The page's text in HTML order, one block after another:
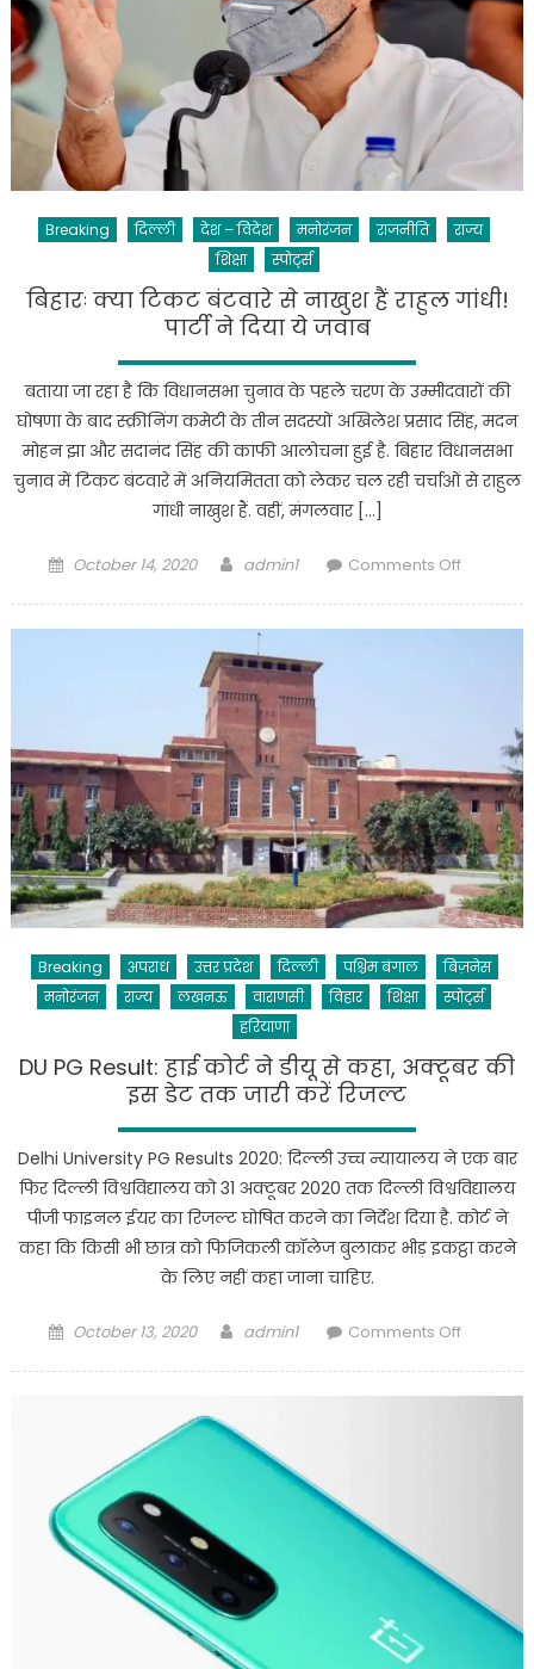
भारत
जर्मनी
को
5-
से
कांस्य
41
में
पदक
मिला
Breaking दिल्ली देश – विदेश मनोरंजन राजनीति
राज्य
शिक्षा
स्पोर्ट्स
बिहारः क्या टिकट बंटवारे से नाखुश हैं राहुल गांधी!
पार्टी ने दिया ये जवाब
बताया जा रहा है कि विधानसभा चुनाव के पहले चरण के उम्मीदवारों की
घोषणा के बाद स्क्रीनिंग कमेटी के तीन सदस्यों अखिलेश प्रसाद सिंह, मदन
मोहन झा और सदानंद सिंह की काफी आलोचना हुई है. बिहार विधानसभा
चुनाव में टिकट बंटवारे में अनियमितता को लेकर चल रही चर्चाओं से राहुल
गांधी नाखुश हैं. वहीं, मंगलवार […]
Posted
October 14, 2020 Author
admin1 Comments Offon
राहुल
गांधी!
पार्टी
ने
दिया
ये
Breaking अपराध उत्तर प्रदेश दिल्ली पश्चिम बंगाल
बिज़नेस
मनोरंजन
राज्य लखनऊ वाराणसी विहार शिक्षा
स्पोर्ट्स
हरियाणा
DU PG Result: हाई कोर्ट ने डीयू से कहा, अक्टूबर की
इस डेट तक जारी करें रिजल्ट
Delhi University PG Results 2020: दिल्ली उच्च न्यायालय ने एक बार
फिर दिल्ली विश्वविद्यालय को 31 अक्टूबर 2020 तक दिल्ली विश्वविद्यालय
पीजी फाइनल ईयर का र‍िजल्ट घोषित करने का निर्देश दिया है. कोर्ट ने
कहा कि किसी भी छात्र को फिजिकली कॉलेज बुलाकर भीड़ इकट्ठा करने
के लिए नहीं कहा जाना चाहिए.
Posted
October 13, 2020 Author
admin1 Comments Offon
अक्टूबर